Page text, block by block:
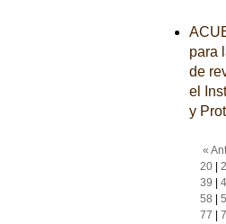
para
de
el
y
«
20|
39
58
77